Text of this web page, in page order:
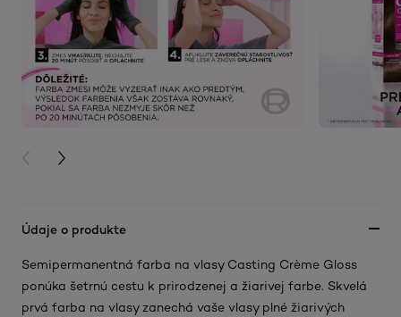
PREVIOUS CARD
NEXT CARD
Údaje o produkte
Semipermanentná farba na vlasy Casting Crème Gloss
ponúka šetrnú cestu k prirodzenej a žiarivej farbe. Skvelá
prvá farba na vlasy zanechá vaše vlasy plné žiarivých